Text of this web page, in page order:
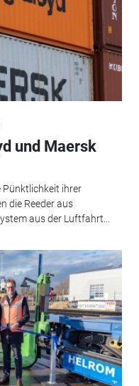
und Maersk
Pünktlichkeit ihrer
die Reeder aus
aus der Luftfahrt...